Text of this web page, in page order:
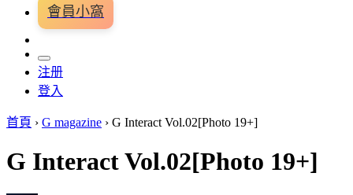
會員小窩
注册
登入
首頁 › G magazine › G Interact Vol.02[Photo 19+]
G Interact Vol.02[Photo 19+]